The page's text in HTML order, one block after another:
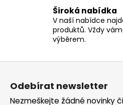
v
k
y
p
Široká nabídka
V naší nabídce
produktů. Vždy
výběrem.
Z
Odebírat newsletter
Nezmeškejte žádné novinky